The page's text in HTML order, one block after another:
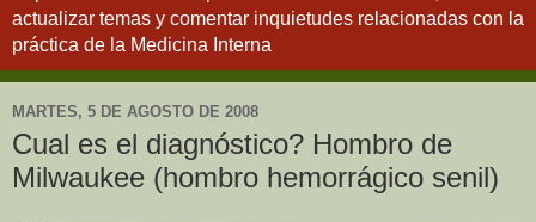
actualizar temas y comentar inquietudes relacionadas con la
práctica de la Medicina Interna
MARTES, 5 DE AGOSTO DE 2008
Cual es el diagnóstico? Hombro de
Milwaukee (hombro hemorrágico senil)